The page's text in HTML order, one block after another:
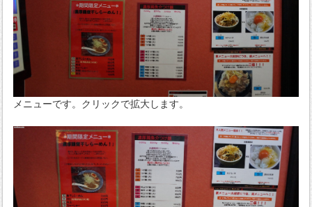
メニューです。クリックで拡大します。